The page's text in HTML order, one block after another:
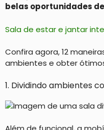
belas oportunidades
Sala de estar e jantar
Confira agora, 12
ambientes e obter
1. Dividindo ambientes